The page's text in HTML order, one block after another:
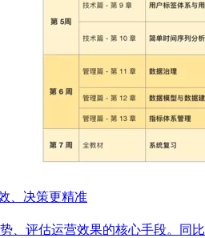
、决策更精准
、评估运营效果的核心手段。